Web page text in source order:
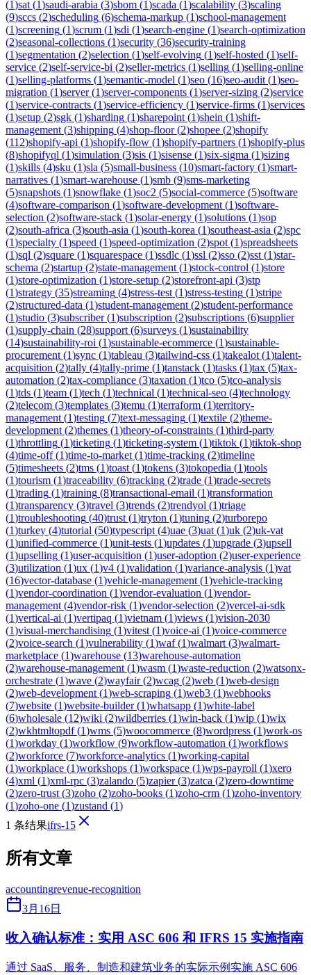
(1)sat (1)saudi-arabia (3)sbom (1)scada (1)scalability (3)scaling
(9)sccs (2)scheduling (6)schema-markup (1)school-management
(1)screening (1)scrum (1)sdi (1)search-engine (1)search-optimization
(2)seasonal-collections (1)security (36)security-training
(1)segmentation (2)selection (1)self-evolving (1)self-hosted (1)self-
service (2)self-service-bi (2)seller-metrics (1)selling (1)selling-online
(1)selling-platforms (1)semantic-model (1)seo (16)seo-audit (1)seo-
migration (1)server(1)server-components (1)server-sizing (2)service
(1)service-contracts (1)service-efficiency (1)service-firms (1)services
(1)setup (2)sgk (1)sharding (1)sharepoint (1)shein (1)shift-
management (3)shipping (4)shop-floor(2)shopee (2)shopify
(112)shopify-api (1)shopify-flow (1)shopify-partners (1)shopify-plus
(8)shopifyql (1)simulation (3)sis (1)sisense (1)six-sigma (1)sizing
(1)skills (4)sku (1)sla (5)small-business (10)smart-factory (1)smart-
narratives (1)smart-warehouse (1)smb (9)sms-marketing
(5)snapshots (1)snowflake (1)soc2 (5)social-commerce (5)software
(4)software-comparison (1)software-development (1)software-
selection (2)software-stack (1)solar-energy (1)solutions (1)sop
(2)south-africa (3)south-asia (1)south-korea (1)southeast-asia (2)spc
(1)specialty (1)speed (1)speed-optimization (2)spot (1)spreadsheets
(1)sql (2)square (1)squarespace (1)ssdlc (1)ssl (2)sso (2)sst (1)star-
schema (2)startup (2)state-management (1)stock-control (1)store
(1)store-optimization (1)store-setup (2)storefront-api (3)stp
(1)strategy (35)streaming (4)stress-test (1)stress-testing (1)stripe
(2)structured-data (1)student-management (2)student-performance
(1)studio (3)subscriber(1)subscription (2)subscriptions (6)supplier
(1)supply-chain (28)support (6)surveys (1)sustainability
(14)sustainability-roi (1)sustainable-ecommerce (1)sustainable-
procurement (1)sync (1)tableau (3)tailwind-css (1)takealot (1)talent-
acquisition (2)tally (4)tally-prime (1)tanstack (1)tasks (1)tax (5)tax-
automation (2)tax-compliance (3)taxation (1)tco (5)tco-analysis
(1)tds (1)team (1)tech (1)technical (1)technical-seo (4)technology
(2)telecom (3)templates (3)temu (1)terraform (1)territory-
management (1)testing (7)text-messaging (1)textile (2)theme-
development (2)themes (1)theory-of-constraints (1)third-party
(1)throttling (1)ticketing (1)ticketing-system (1)tiktok (1)tiktok-shop
(4)time-off(1)time-to-market (1)time-tracking (2)timeline
(5)timesheets (2)tms (1)toast (1)tokens (3)tokopedia (1)tools
(1)tourism (1)traceability (6)tracking (2)trade (1)trade-secrets
(1)trading (1)training (8)transactional-email (1)transformation
(1)transparency (3)travel (3)trends (2)trendyol (1)triage
(1)troubleshooting (40)trust (1)tryton (1)tuning (2)turborepo
(1)turkey (4)tutorial (50)typescript (4)uae (3)uat (1)uk (2)uk-vat
(1)unified-commerce (1)unit-tests (1)updates (1)upgrade (3)upsell
(1)upselling (1)user-acquisition (1)user-adoption (2)user-experience
(3)utilization (1)ux (1)v4 (1)validation (1)variance-analysis (1)vat
(16)vector-database (1)vehicle-management (1)vehicle-tracking
(1)vendor-coordination (1)vendor-evaluation (1)vendor-
management (4)vendor-risk (1)vendor-selection (2)vercel-ai-sdk
(1)vertical-ai (1)vertipaq (1)vietnam (1)views (1)vision-2030
(1)visual-merchandising (1)vitest (1)voice-ai (1)voice-commerce
(2)voice-search (1)vulnerability (1)waf(1)walmart (3)walmart-
marketplace (1)warehouse (13)warehouse-automation
(2)warehouse-management (1)wasm (1)waste-reduction (2)watsonx-
orchestrate (1)wave (2)wayfair(2)wcag (2)web (1)web-design
(2)web-development (1)web-scraping (1)web3 (1)webhooks
(7)website (1)website-builder(1)whatsapp (1)white-label
(6)wholesale (12)wiki (2)wildberries (1)win-back (1)wip (1)wix
(2)wkhtmltopdf(1)wms (5)woocommerce (8)wordpress (1)work-os
(1)workday (1)workflow (9)workflow-automation (1)workflows
(2)workforce (7)workforce-analytics (1)working-capital
(1)workplace (1)workshops (1)workspace (1)wps-payroll (1)xero
(4)xml (1)xml-rpc (3)zalando (5)zapier(3)zatca (2)zero-downtime
(2)zero-trust (3)zoho (2)zoho-books (1)zoho-crm (1)zoho-inventory
(1)zoho-one (1)zustand (1)
1 条结果ifrs-15
所有文章
accountingrevenue-recognition
3月16日
收入确认标准：实用 ASC 606 和 IFRS 15 实施指南
通过 SaaS、服务、制造和建筑业务的实际示例实施 ASC 606